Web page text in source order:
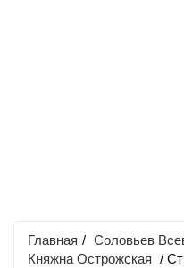
Главная / Соловьев
Княжна Острожская /